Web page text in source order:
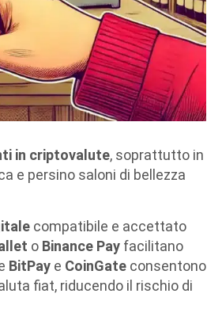
in criptovalute, soprattutto in
e persino saloni di bellezza
compatibile e accettato
o Binance Pay facilitano
BitPay e CoinGate consentono
fiat, riducendo il rischio di